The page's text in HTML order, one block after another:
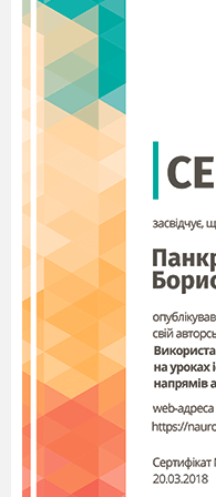
- Хто
- Як звати цих
- Чи можете